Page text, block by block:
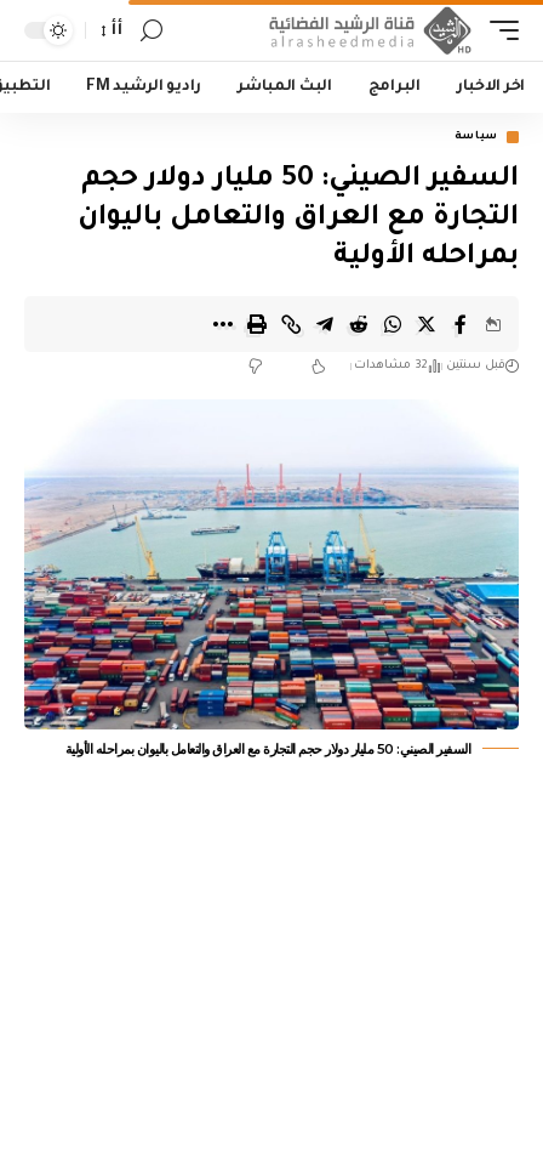
أأ
اخر الاخبار البرامج البث المباشر راديو الرشيد FM
سياسة
‏السفير الصيني: 50 مليار دولار حجم
التجارة مع العراق والتعامل باليوان
بمراحله الأولية
قبل سنتين 32 مشاهدات
‏السفير الصيني: 50 مليار دولار حجم التجارة مع العراق والتعامل باليوان بمراحله الأولية